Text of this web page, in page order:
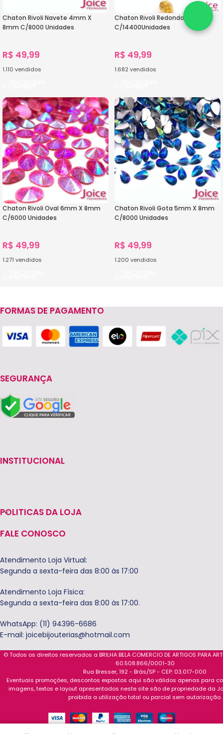
Chaton Rivoli Navete 4mm X
8mm C/8000 Unidades
R$ 49,99
1.110 vendidos
Chaton Rivoli Redondo 5mm
C/14400Unidades
R$ 49,99
1.682 vendidos
Chaton Rivoli Oval 6mm X 8mm
C/6000 Unidades
R$ 49,99
1.271 vendidos
Chaton Rivoli Gota 5mm X 8mm
C/8000 Unidades
R$ 49,99
1.200 vendidos
FORMAS DE PAGAMENTO
SEGURANÇA
INSTITUCIONAL
POLITICAS DA LOJA
FALE CONOSCO
Atendimento Loja Virtual:
Segunda a sexta-feira das 8:00 às 17:00
Atendimento Loja Física:
Segunda a sexta-feira das 8:00 às 17:00.
WhatsApp: (11) 94396-6686
E-mail: joicebijouterias@hotmail.com
© Todos os direitos reservados a BRILHA BELA COMERCIO DE ARTIGOS PARA
60.508.866/0001-30
Rua Bresser, 192 - Brás/SP - CEP: 03.017-000
Eventuais promoções, descontos expostos aqui são válidos apenas para
imagens, textos e layout apresentados neste site são de propriedade da
proibida a utilização total ou parcial sem autorização.